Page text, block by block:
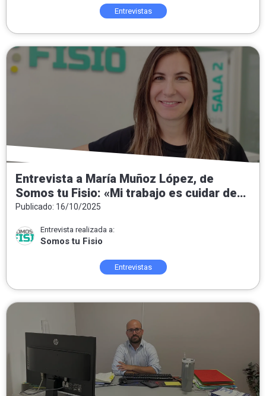
Entrevistas
Entrevista a María Muñoz López, de
Somos tu Fisio: «Mi trabajo es cuidar de
las personas, del equipo y de un proyecto
Publicado: 16/10/2025
Entrevista realizada a:
Somos tu Fisio
Entrevistas